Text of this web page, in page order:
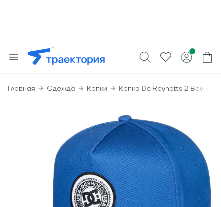
Главная Одежда Кепки Кепка Dc Reynotts 2 Boy